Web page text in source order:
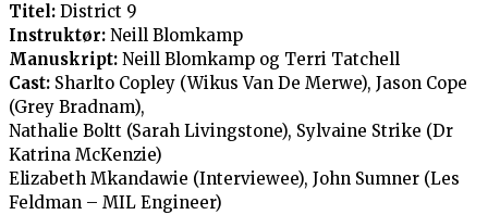
Titel: District 9
Instruktør: Neill Blomkamp
Manuskript: Neill Blomkamp og Terri Tatchell
Cast: Sharlto Copley (Wikus Van De Merwe), Jason Cope
(Grey Bradnam),
Nathalie Boltt (Sarah Livingstone), Sylvaine Strike (Dr
Katrina McKenzie)
Elizabeth Mkandawie (Interviewee), John Sumner (Les
Feldman – MIL Engineer)